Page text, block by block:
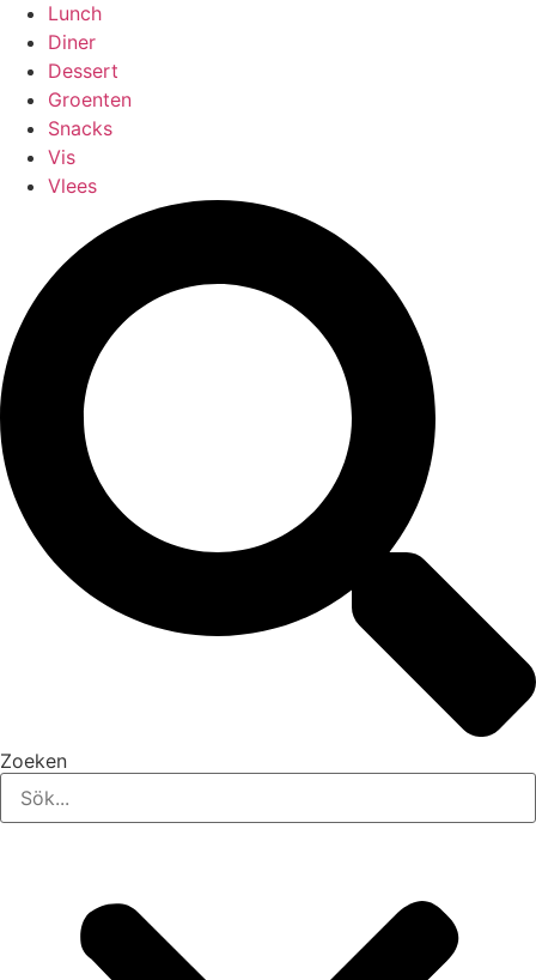
Lunch
Diner
Dessert
Groenten
Snacks
Vis
Vlees
Zoeken